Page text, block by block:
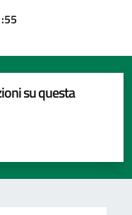
su questa